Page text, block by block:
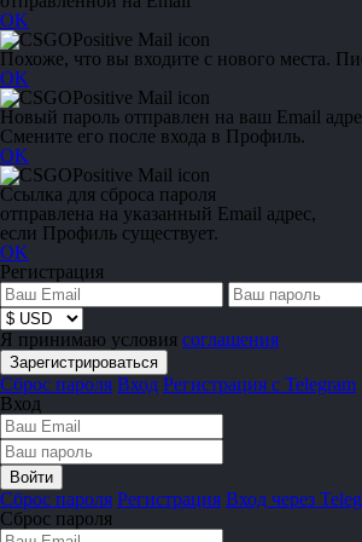
OK
Похоже, что вы входите с нового места.
OK
Новый пароль отправлен на ваш Email
Смените его после входа в Профиль.
OK
Ссылка для сброса пароля
отправлена на указанный Email адрес,
если Профиль существует.
OK
Регистрация
Я принимаю условия соглашения
Сброс пароля Вход Регистрация с Telegram
Вход
Сброс пароля Регистрация Вход через
Сброс пароля